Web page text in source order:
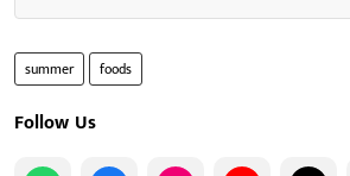
summer foods
Follow Us